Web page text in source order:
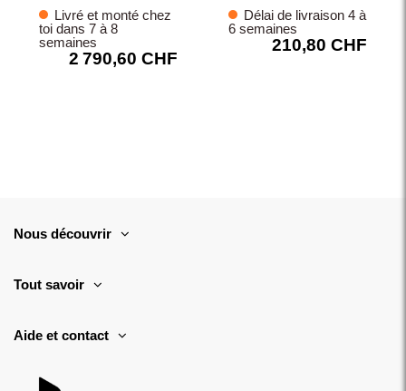
Livré et monté chez
toi dans 7 à 8
semaines
2 790,60 CHF
Délai de livraison 4 à
6 semaines
210,80 CHF
Nous découvrir
Tout savoir
Aide et contact